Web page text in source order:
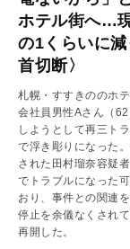
ホテル街へ…
の1くらいに
首切断〉
札幌・すすきののホ
会社員男性Aさん（
しようとして再三ト
で浮き彫りになった
された田村瑠奈容疑
でトラブルになった
おり、事件との関連
停止を余儀なくされ
再開した。